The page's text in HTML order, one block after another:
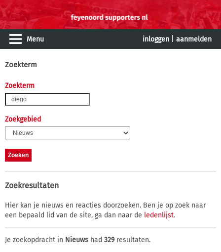
Menu inloggen aanmelden
Zoekterm
Zoekterm
Zoekgebied
Zoekresultaten
Hier kan je nieuws en reacties doorzoeken. Ben je op zoek naar
een bepaald lid van de site, ga dan naar de ledenlijst.
Je zoekopdracht in Nieuws had 329resultaten.